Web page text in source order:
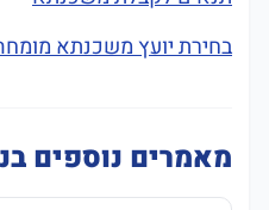
בחירת יועץ משכנתא
מאמרים נוספים